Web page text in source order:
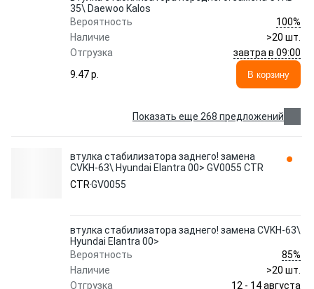
35\ Daewoo Kalos
Вероятность
100%
Наличие
>20 шт.
Отгрузка
завтра в 09:00
9.47 p.
В корзину
Показать еще 268 предложений
втулка стабилизатора заднего! замена
CVKH-63\ Hyundai Elantra 00> GV0055 CTR
CTRGV0055
втулка стабилизатора заднего! замена CVKH-63\
Hyundai Elantra 00>
Вероятность
85%
Наличие
>20 шт.
Отгрузка
12 - 14 августа